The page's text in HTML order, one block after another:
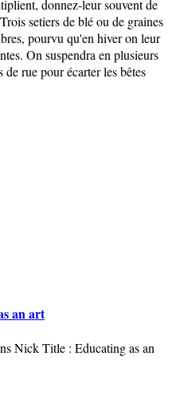
an art
Nick Title : Educating as an